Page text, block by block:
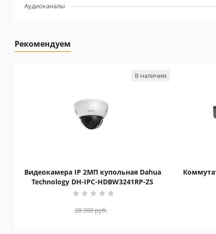
Аудиоканалы
Рекомендуем
Видеокамера IP 2МП купольная Dahua
Technology DH-IPC-HDBW3241RP-ZS
В наличии
28 390руб.